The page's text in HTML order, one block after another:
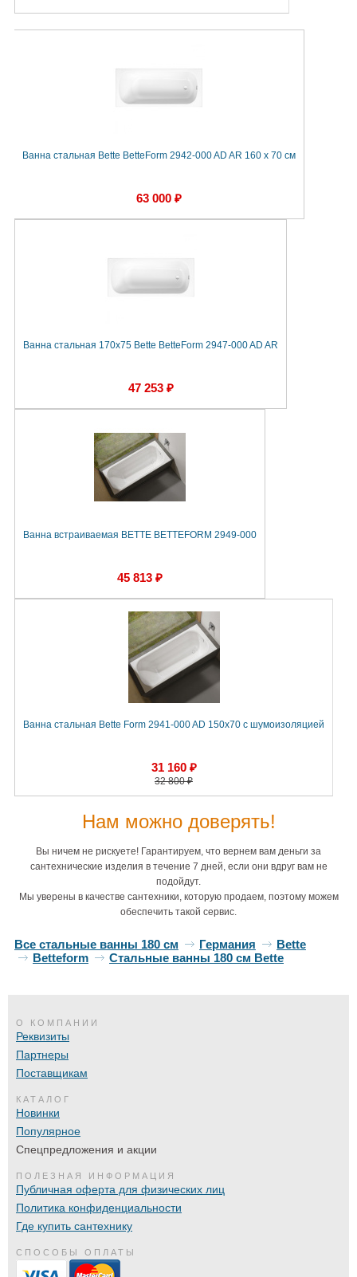
Ванна стальная Bette BetteForm 2942-000 AD AR 160 х 70 см
63 000 ₽
Ванна стальная 170х75 Bette BetteForm 2947-000 AD AR
47 253 ₽
Ванна встраиваемая BETTE BETTEFORM 2949-000
45 813 ₽
Ванна стальная Bette Form 2941-000 AD 150x70 с шумоизоляцией
31 160 ₽
32 800 ₽
Нам можно доверять!
Вы ничем не рискуете! Гарантируем, что вернем вам деньги за
сантехнические изделия в течение 7 дней, если они вдруг вам не
подойдут.
Мы уверены в качестве сантехники, которую продаем, поэтому можем
обеспечить такой сервис.
Все стальные ванны 180 см Германия
Bette
Betteform
Стальные ванны 180 см Bette
О КОМПАНИИ
Реквизиты
Партнеры
Поставщикам
КАТАЛОГ
Новинки
Популярное
Спецпредложения и акции
ПОЛЕЗНАЯ ИНФОРМАЦИЯ
Публичная оферта для физических лиц
Политика конфиденциальности
Где купить сантехнику
СПОСОБЫ ОПЛАТЫ